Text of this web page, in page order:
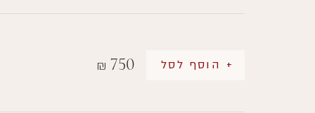
₪ 750 + הוסף לסל